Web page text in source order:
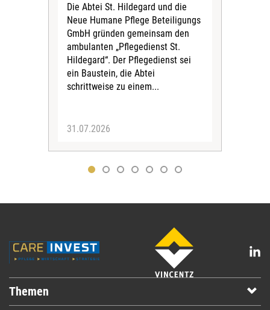
Die Abtei St. Hildegard und die
Neue Humane Pflege Beteiligungs
GmbH gründen gemeinsam den
ambulanten „Pflegedienst St.
Hildegard“. Der Pflegedienst sei
ein Baustein, die Abtei
schrittweise zu einem...
31.07.2026
Themen